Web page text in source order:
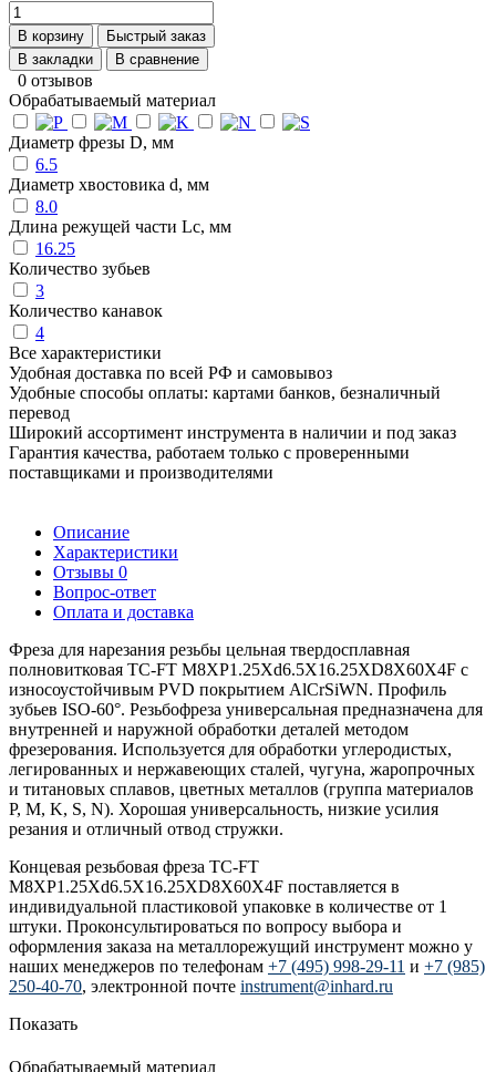
В корзину
Быстрый заказ
В закладки
В сравнение
0 отзывов
Обрабатываемый материал
Диаметр фрезы D, мм
6.5
Диаметр хвостовика d, мм
8.0
Длина режущей части Lc, мм
16.25
Количество зубьев
3
Количество канавок
4
Все характеристики
Удобная доставка по всей РФ и самовывоз
Удобные способы оплаты: картами банков, безналичный
перевод
Широкий ассортимент инструмента в наличии и под заказ
Гарантия качества, работаем только с проверенными
поставщиками и производителями
Описание
Характеристики
Отзывы 0
Вопрос-ответ
Оплата и доставка
Фреза для нарезания резьбы цельная твердосплавная
полновитковая TC-FT M8XP1.25Xd6.5X16.25XD8X60X4F с
износоустойчивым PVD покрытием AlCrSiWN. Профиль
зубьев ISO-60°. Резьбофреза универсальная предназначена для
внутренней и наружной обработки деталей методом
фрезерования. Используется для обработки углеродистых,
легированных и нержавеющих сталей, чугуна, жаропрочных
и титановых сплавов, цветных металлов (группа материалов
P, M, K, S, N). Хорошая универсальность, низкие усилия
резания и отличный отвод стружки.
Концевая резьбовая фреза TC-FT
M8XP1.25Xd6.5X16.25XD8X60X4F поставляется в
индивидуальной пластиковой упаковке в количестве от 1
штуки. Проконсультироваться по вопросу выбора и
оформления заказа на металлорежущий инструмент можно у
наших менеджеров по телефонам +7 (495) 998-29-11 и +7 (985)
250-40-70, электронной почте instrument@inhard.ru
Показать
Обрабатываемый материал